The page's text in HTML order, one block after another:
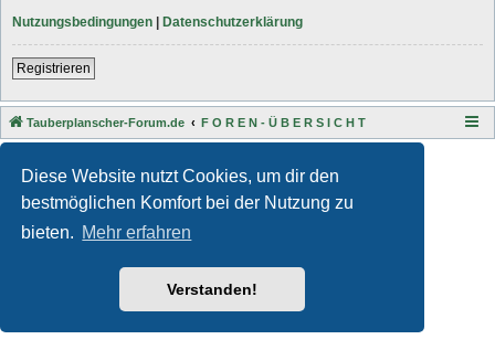
Diese Website nutzt Cookies, um dir den
bestmöglichen Komfort bei der Nutzung zu
bieten. Mehr erfahren
Verstanden!
Nutzungsbedingungen | Datenschutzerklärung
Registrieren
Tauberplanscher-Forum.de F O R E N - Ü B E R S I C H T
Powered byphpBB® Forum Software © phpBB Limited
Datenschutz|Nutzungsbedingungen